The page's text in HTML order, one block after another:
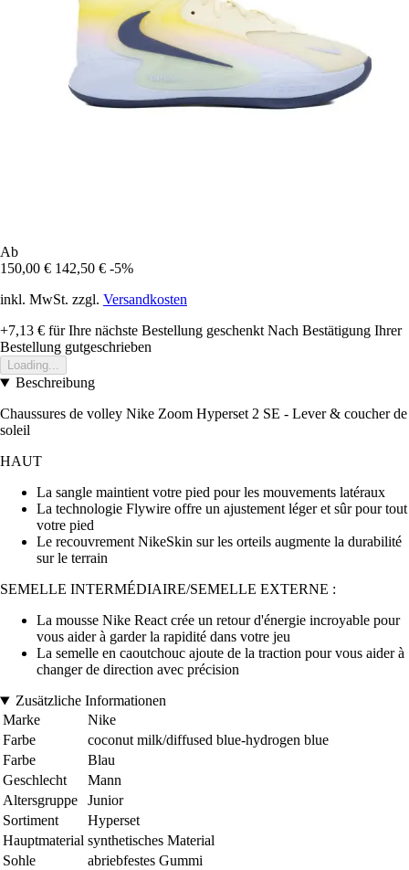
Ab
150,00 € 142,50 € -5%
inkl. MwSt. zzgl. Versandkosten
+7,13 € für Ihre nächste Bestellung geschenkt Nach Bestätigung Ihrer
Bestellung gutgeschrieben
Loading...
Beschreibung
Chaussures de volley Nike Zoom Hyperset 2 SE - Lever & coucher de
soleil
HAUT
La sangle maintient votre pied pour les mouvements latéraux
La technologie Flywire offre un ajustement léger et sûr pour tout
votre pied
Le recouvrement NikeSkin sur les orteils augmente la durabilité
sur le terrain
SEMELLE INTERMÉDIAIRE/SEMELLE EXTERNE :
La mousse Nike React crée un retour d'énergie incroyable pour
vous aider à garder la rapidité dans votre jeu
La semelle en caoutchouc ajoute de la traction pour vous aider à
changer de direction avec précision
Zusätzliche Informationen
Marke
Nike
Farbe
coconut milk/diffused blue-hydrogen blue
Farbe
Blau
Geschlecht
Mann
Altersgruppe
Junior
Sortiment
Hyperset
Hauptmaterial synthetisches Material
Sohle
abriebfestes Gummi